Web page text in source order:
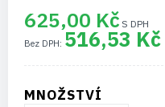
obrázky
625,00 Kč
516,53 Kč
MNOŽSTVÍ